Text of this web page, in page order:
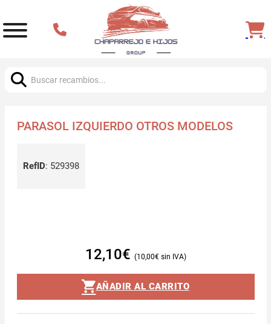
PARASOL IZQUIERDO OTROS MODELOS
RefID: 529398
12,10€ 10,00€
AÑADIR AL CARRITO